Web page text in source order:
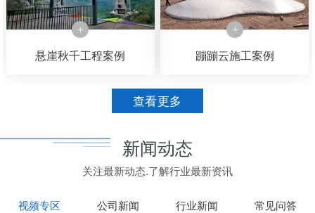
悬崖秋千工程案例 蹦蹦云施工案例
查看更多
新闻动态
关注最新动态.了解行业最新资讯
视频专区 公司新闻 行业新闻 常见问答